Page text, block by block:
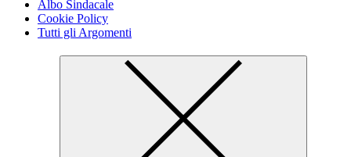
Albo Sindacale
Cookie Policy
Tutti gli Argomenti